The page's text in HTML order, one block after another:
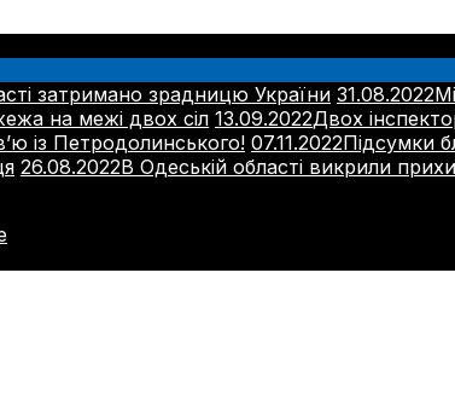
затримано зрадницю України 31.08.2022
на межі двох сіл 13.09.2022Двох
із Петродолинського! 07.11.2022Підсумки
26.08.2022В Одеській області викрили